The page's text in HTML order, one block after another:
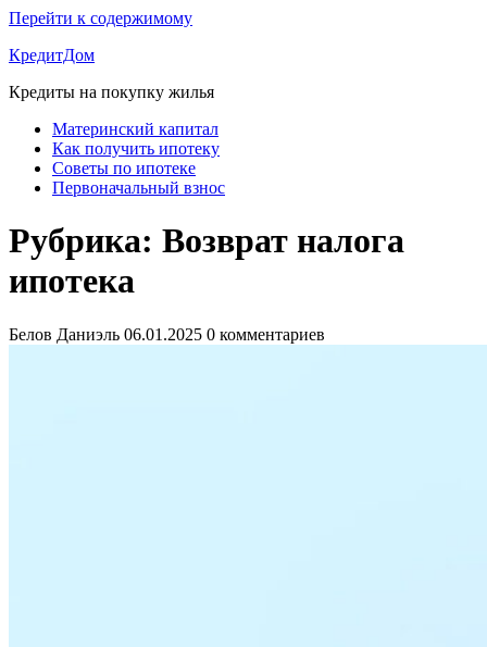
Перейти к содержимому
КредитДом
Кредиты на покупку жилья
Материнский капитал
Как получить ипотеку
Советы по ипотеке
Первоначальный взнос
Рубрика: Возврат налога
ипотека
Белов Даниэль 06.01.2025 0 комментариев